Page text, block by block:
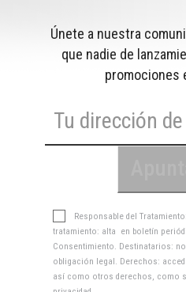
Únete a nuestra
que nadie de
promociones
Responsable del
tratamiento: alta en boletín
Consentimiento. Destinatarios:
obligación legal. Derechos:
así como otros derechos, como